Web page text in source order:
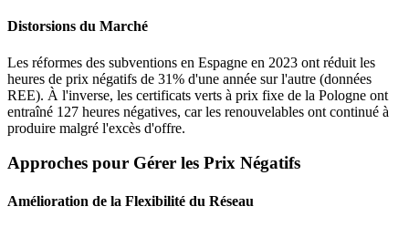
Distorsions du Marché
Les réformes des subventions en Espagne en 2023 ont réduit les
heures de prix négatifs de 31% d'une année sur l'autre (données
REE). À l'inverse, les certificats verts à prix fixe de la Pologne ont
entraîné 127 heures négatives, car les renouvelables ont continué à
produire malgré l'excès d'offre.
Approches pour Gérer les Prix Négatifs
Amélioration de la Flexibilité du Réseau